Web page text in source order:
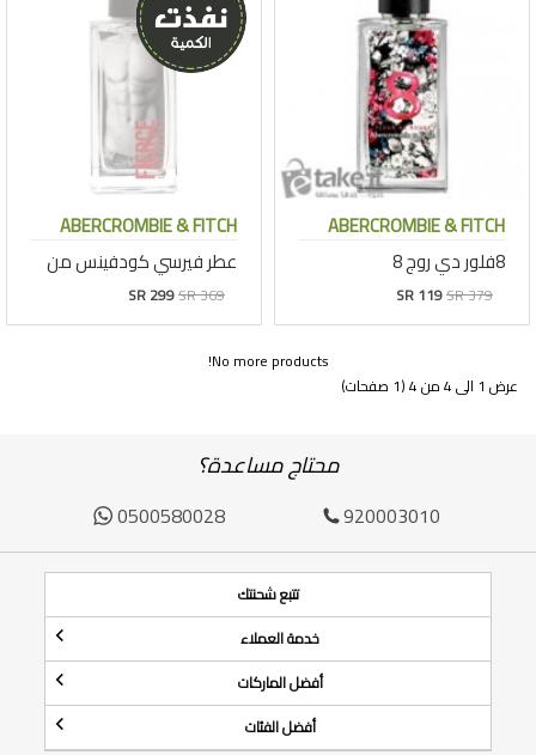
ABERCROMBIE & FITCH
8فلور دي روج 8
SR 119SR 379
ABERCROMBIE & FITCH
عطر فيرسي كودفينس من
SR 299SR 369
No more products!
عرض 1 الى 4 من 4 (1 صفحات)
محتاج مساعدة؟
920003010
0500580028
تتبع شحنتك
خدمة العملاء
أفضل الماركات
أفضل الفئات